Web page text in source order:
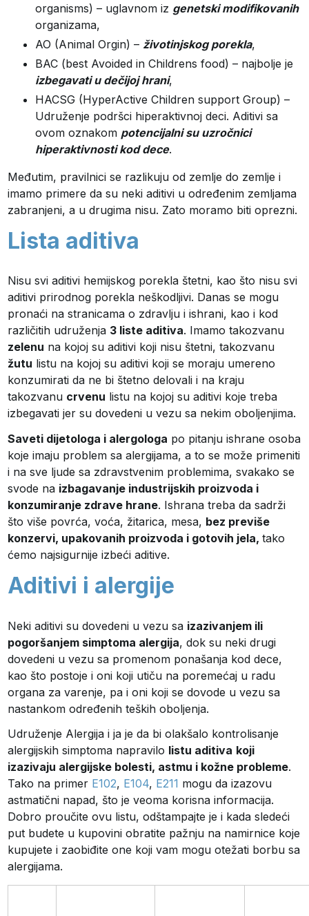
organisms) – uglavnom iz genetski modifikovanih
organizama,
AO (Animal Orgin) – životinjskog porekla,
BAC (best Avoided in Childrens food) – najbolje je
izbegavati u dečijoj hrani,
HACSG (HyperActive Children support Group) –
Udruženje podršci hiperaktivnoj deci. Aditivi sa
ovom oznakom potencijalni su uzročnici
hiperaktivnosti kod dece.
Međutim, pravilnici se razlikuju od zemlje do zemlje i
imamo primere da su neki aditivi u određenim zemljama
zabranjeni, a u drugima nisu. Zato moramo biti oprezni.
Lista aditiva
Nisu svi aditivi hemijskog porekla štetni, kao što nisu svi
aditivi prirodnog porekla neškodljivi. Danas se mogu
pronaći na stranicama o zdravlju i ishrani, kao i kod
različitih udruženja 3 liste aditiva. Imamo takozvanu
zelenu na kojoj su aditivi koji nisu štetni, takozvanu
žutu listu na kojoj su aditivi koji se moraju umereno
konzumirati da ne bi štetno delovali i na kraju
takozvanu crvenu listu na kojoj su aditivi koje treba
izbegavati jer su dovedeni u vezu sa nekim oboljenjima.
Saveti dijetologa i alergologa po pitanju ishrane osoba
koje imaju problem sa alergijama, a to se može primeniti
i na sve ljude sa zdravstvenim problemima, svakako se
svode na izbagavanje industrijskih proizvoda i
konzumiranje zdrave hrane. Ishrana treba da sadrži
što više povrća, voća, žitarica, mesa, bez previše
konzervi, upakovanih proizvoda i gotovih jela,tako
ćemo najsigurnije izbeći aditive.
Aditivi i alergije
Neki aditivi su dovedeni u vezu sa izazivanjem ili
pogoršanjem simptoma alergija, dok su neki drugi
dovedeni u vezu sa promenom ponašanja kod dece,
kao što postoje i oni koji utiču na poremećaj u radu
organa za varenje, pa i oni koji se dovode u vezu sa
nastankom određenih teških oboljenja.
Udruženje Alergija i ja je da bi olakšalo kontrolisanje
alergijskih simptoma napravilo listu aditiva koji
izazivaju alergijske bolesti, astmu i kožne probleme.
Tako na primer E102, E104, E211 mogu da izazovu
astmatični napad, što je veoma korisna informacija.
Dobro proučite ovu listu, odštampajte je i kada sledeći
put budete u kupovini obratite pažnju na namirnice koje
kupujete i zaobiđite one koji vam mogu otežati borbu sa
alergijama.